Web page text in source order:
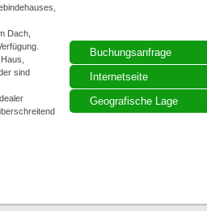
Buchungsanfrage
Internetseite
Geografische Lage
Dach,
sind